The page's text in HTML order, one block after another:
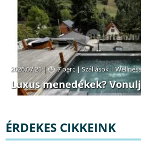
2026.07.21 | 7 perc|Szállások|
Luxus menedékek?
ÉRDEKES CIKKEINK